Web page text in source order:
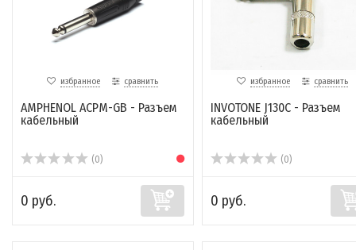
избранное сравнить
AMPHENOL ACPM-GB - Разъем
кабельный
(0)
0 руб.
избранное сравнить
INVOTONE J130C - Разъем
кабельный
(0)
0 руб.